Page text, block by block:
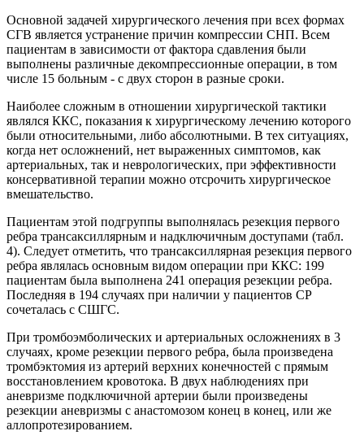
Основной задачей хирургического лечения при всех формах
СГВ является устранение причин компрессии СНП. Всем
пациентам в зависимости от фактора сдавления были
выполнены различные декомпрессионные операции, в том
числе 15 больным - с двух сторон в разные сроки.
Наиболее сложным в отношении хирургической тактики
являлся ККС, показания к хирургическому лечению которого
были относительными, либо абсолютными. В тех ситуациях,
когда нет осложнений, нет выраженных симптомов, как
артериальных, так и неврологических, при эффективности
консервативной терапии можно отсрочить хирургическое
вмешательство.
Пациентам этой подгруппы выполнялась резекция первого
ребра трансаксиллярным и надключичным доступами (табл.
4). Следует отметить, что трансаксиллярная резекция первого
ребра являлась основным видом операции при ККС: 199
пациентам была выполнена 241 операция резекции ребра.
Последняя в 194 случаях при наличии у пациентов СР
сочеталась с СШГС.
При тромбоэмболических и артериальных осложнениях в 3
случаях, кроме резекции первого ребра, была произведена
тромбэктомия из артерий верхних конечностей с прямым
восстановлением кровотока. В двух наблюдениях при
аневризме подключичной артерии были произведены
резекции аневризмы с анастомозом конец в конец, или же
аллопротезированием.